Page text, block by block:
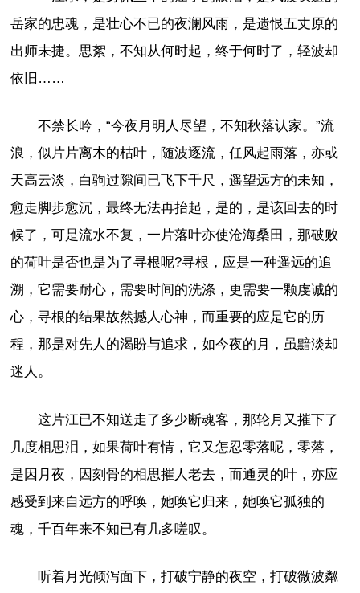
岳家的忠魂，是壮心不已的夜澜风雨，是遗恨五丈原的
出师未捷。思絮，不知从何时起，终于何时了，轻波却
依旧……
不禁长吟，“今夜月明人尽望，不知秋落认家。”流
浪，似片片离木的枯叶，随波逐流，任风起雨落，亦或
天高云淡，白驹过隙间已飞下千尺，遥望远方的未知，
愈走脚步愈沉，最终无法再抬起，是的，是该回去的时
候了，可是流水不复，一片落叶亦使沧海桑田，那破败
的荷叶是否也是为了寻根呢?寻根，应是一种遥远的追
溯，它需要耐心，需要时间的洗涤，更需要一颗虔诚的
心，寻根的结果故然撼人心神，而重要的应是它的历
程，那是对先人的渴盼与追求，如今夜的月，虽黯淡却
迷人。
这片江已不知送走了多少断魂客，那轮月又摧下了
几度相思泪，如果荷叶有情，它又怎忍零落呢，零落，
是因月夜，因刻骨的相思摧人老去，而通灵的叶，亦应
感受到来自远方的呼唤，她唤它归来，她唤它孤独的
魂，千百年来不知已有几多嗟叹。
听着月光倾泻面下，打破宁静的夜空，打破微波粼